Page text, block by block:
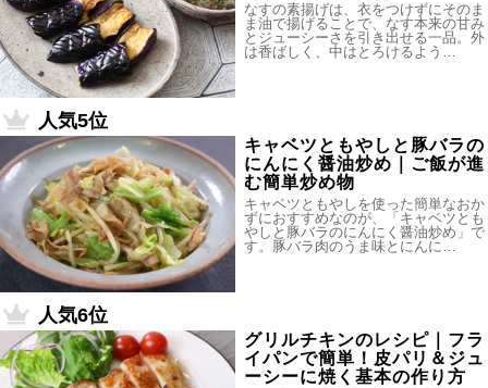
なすの素揚げは、衣をつけずにそのま
ま油で揚げることで、なす本来の甘み
とジューシーさを引き出せる一品。外
は香ばしく、中はとろけるよう…
人気5位
キャベツともやしと豚バラの
にんにく醤油炒め｜ご飯が進
む簡単炒め物
キャベツともやしを使った簡単なおか
ずにおすすめなのが、「キャベツとも
やしと豚バラのにんにく醤油炒め」で
す。豚バラ肉のうま味とにんに…
人気6位
グリルチキンのレシピ｜フラ
イパンで簡単！皮パリ＆ジュ
ーシーに焼く基本の作り方